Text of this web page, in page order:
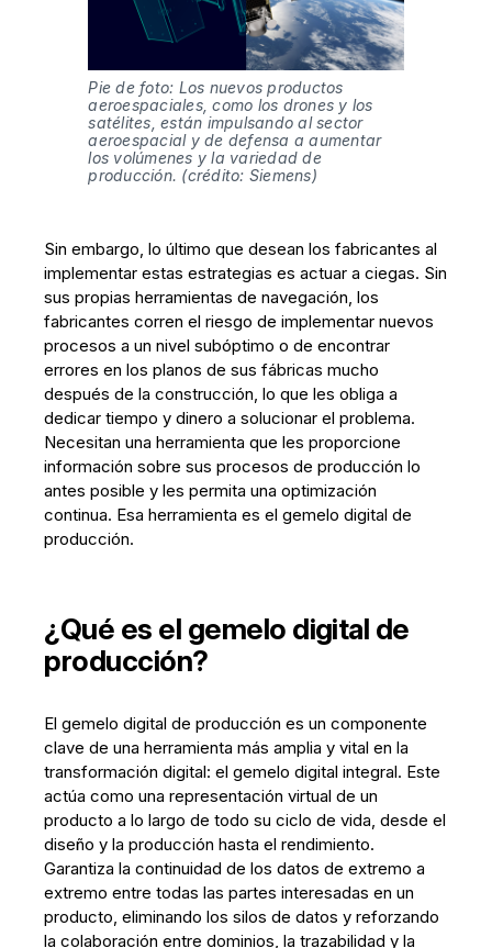
Pie de foto: Los nuevos productos
aeroespaciales, como los drones y los
satélites, están impulsando al sector
aeroespacial y de defensa a aumentar
los volúmenes y la variedad de
producción. (crédito: Siemens)
Sin embargo, lo último que desean los fabricantes al
implementar estas estrategias es actuar a ciegas. Sin
sus propias herramientas de navegación, los
fabricantes corren el riesgo de implementar nuevos
procesos a un nivel subóptimo o de encontrar
errores en los planos de sus fábricas mucho
después de la construcción, lo que les obliga a
dedicar tiempo y dinero a solucionar el problema.
Necesitan una herramienta que les proporcione
información sobre sus procesos de producción lo
antes posible y les permita una optimización
continua. Esa herramienta es el gemelo digital de
producción.
¿Qué es el gemelo digital de
producción?
El gemelo digital de producción es un componente
clave de una herramienta más amplia y vital en la
transformación digital: el gemelo digital integral. Este
actúa como una representación virtual de un
producto a lo largo de todo su ciclo de vida, desde el
diseño y la producción hasta el rendimiento.
Garantiza la continuidad de los datos de extremo a
extremo entre todas las partes interesadas en un
producto, eliminando los silos de datos y reforzando
la colaboración entre dominios, la trazabilidad y la